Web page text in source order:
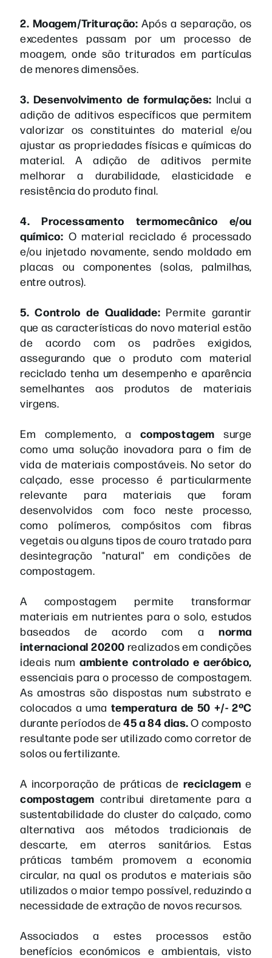
2. Moagem/Trituração: Após a separação, os
excedentes passam por um processo de
moagem, onde são triturados em partículas
de menores dimensões.
3. Desenvolvimento de formulações: Inclui a
adição de aditivos específicos que permitem
valorizar os constituintes do material e/ou
ajustar as propriedades físicas e químicas do
material. A adição de aditivos permite
melhorar a durabilidade, elasticidade e
resistência do produto final.
4. Processamento termomecânico e/ou
químico: O material reciclado é processado
e/ou injetado novamente, sendo moldado em
placas ou componentes (solas, palmilhas,
entre outros).
5. Controlo de Qualidade: Permite garantir
que as características do novo material estão
de acordo com os padrões exigidos,
assegurando que o produto com material
reciclado tenha um desempenho e aparência
semelhantes aos produtos de materiais
virgens.
Em complemento, a compostagem surge
como uma solução inovadora para o fim de
vida de materiais compostáveis. No setor do
calçado, esse processo é particularmente
relevante para materiais que foram
desenvolvidos com foco neste processo,
como polímeros, compósitos com fibras
vegetais ou alguns tipos de couro tratado para
desintegração "natural" em condições de
compostagem.
A compostagem permite transformar
materiais em nutrientes para o solo, estudos
baseados de acordo com a
norma
internacional 20200 realizados em condições
ideais numambiente controlado e aeróbico,
essenciais para o processo de compostagem.
As amostras são dispostas num substrato e
colocados a uma temperatura de 50 +/- 2ºC
durante períodos de45 a 84 dias.O composto
resultante pode ser utilizado como corretor de
solos ou fertilizante.
A incorporação de práticas de reciclagem e
compostagem contribui diretamente para a
sustentabilidade do cluster do calçado, como
alternativa aos métodos tradicionais de
descarte, em aterros sanitários. Estas
práticas também promovem a economia
circular, na qual os produtos e materiais são
utilizados o maior tempo possível, reduzindo a
necessidade de extração de novos recursos.
Associados a estes processos estão
benefícios económicos e ambientais, visto